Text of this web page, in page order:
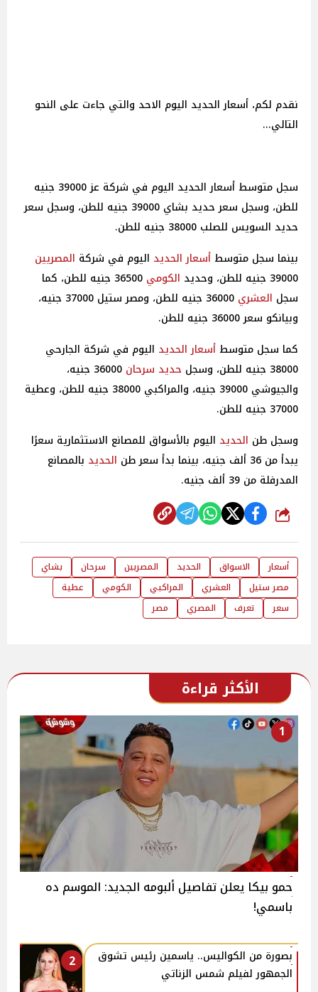
نقدم لكم، أسعار الحديد اليوم الاحد والتي جاءت على النحو
التالي...
سجل متوسط أسعار الحديد اليوم في شركة عز 39000 جنيه
للطن، وسجل سعر حديد بشاي 39000 جنيه للطن، وسجل سعر
حديد السويس للصلب 38000 جنيه للطن.
بينما سجل متوسط أسعار الحديد اليوم في شركة المصريين
39000 جنيه للطن، وحديد
الكومي
36500 جنيه للطن، كما
سجل العشري
36000 جنيه للطن، ومصر ستيل 37000 جنيه،
وبيانكو سعر 36000 جنيه للطن.
كما سجل متوسط أسعار الحديد اليوم في شركة الجارحي
38000 جنيه للطن، وسجل
حديد سرحان
36000 جنيه،
والجيوشي 39000 جنيه، والمراكبي 38000 جنيه للطن، وعطية
37000 جنيه للطن.
وسجل طن الحديد اليوم بالأسواق للمصانع الاستثمارية سعرًا
يبدأ من 36 ألف جنيه، بينما بدأ سعر طن
الحديد بالمصانع
المدرفلة من 39 ألف جنيه.
شارك
أسعار الاسواق الحديد المصريين سرحان
بشاي
مصر ستيل
العشري المراكبي الكومي
عطية
سعر
تعرف المصري مصر
الأكثر قراءة
1
حمو بيكا يعلن تفاصيل ألبومه الجديد: الموسم ده
باسمي!
2
بصورة من الكواليس.. ياسمين رئيس تشوق
الجمهور لفيلم شمس الزناتي